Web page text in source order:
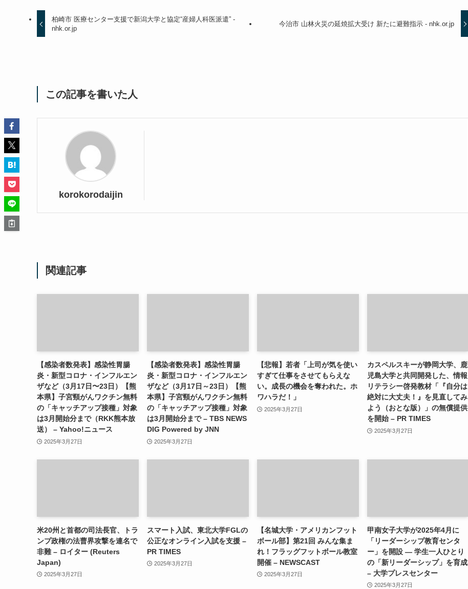
柏崎市 医療センター支援で新潟大学と協定“産婦人科医派遣” -
nhk.or.jp
今治市 山林火災の延焼拡大受け 新たに避難指示 - nhk.or.jp
この記事を書いた人
korokorodaijin
関連記事
【感染者数発表】感染性胃腸
炎・新型コロナ・インフルエン
ザなど（3月17日〜23日）【熊
本県】子宮頸がんワクチン無料
の「キャッチアップ接種」対象
は3月開始分まで（RKK熊本放
送） – Yahoo!ニュース
2025年3月27日
【感染者数発表】感染性胃腸
炎・新型コロナ・インフルエン
ザなど（3月17日～23日）【熊
本県】子宮頸がんワクチン無料
の「キャッチアップ接種」対象
は3月開始分まで – TBS NEWS
DIG Powered by JNN
2025年3月27日
【悲報】若者「上司が気を使い
すぎて仕事をさせてもらえな
い。成長の機会を奪われた。ホ
ワハラだ！」
2025年3月27日
カスペルスキーが静岡大学、鹿
児島大学と共同開発した、情報
リテラシー啓発教材「『自分は
絶対に大丈夫！』を見直してみ
よう（おとな版）」の無償提供
を開始 – PR TIMES
2025年3月27日
米20州と首都の司法長官、トラ
ンプ政権の法曹界攻撃を連名で
非難 – ロイター (Reuters
Japan)
2025年3月27日
スマート入試、東北大学FGLの
公正なオンライン入試を支援 –
PR TIMES
2025年3月27日
【名城大学・アメリカンフット
ボール部】第21回 みんな集ま
れ！フラッグフットボール教室
開催 – NEWSCAST
2025年3月27日
甲南女子大学が2025年4月に
「リーダーシップ教育センタ
ー」を開設 ― 学生一人ひとり
の「新リーダーシップ」を育成
– 大学プレスセンター
2025年3月27日